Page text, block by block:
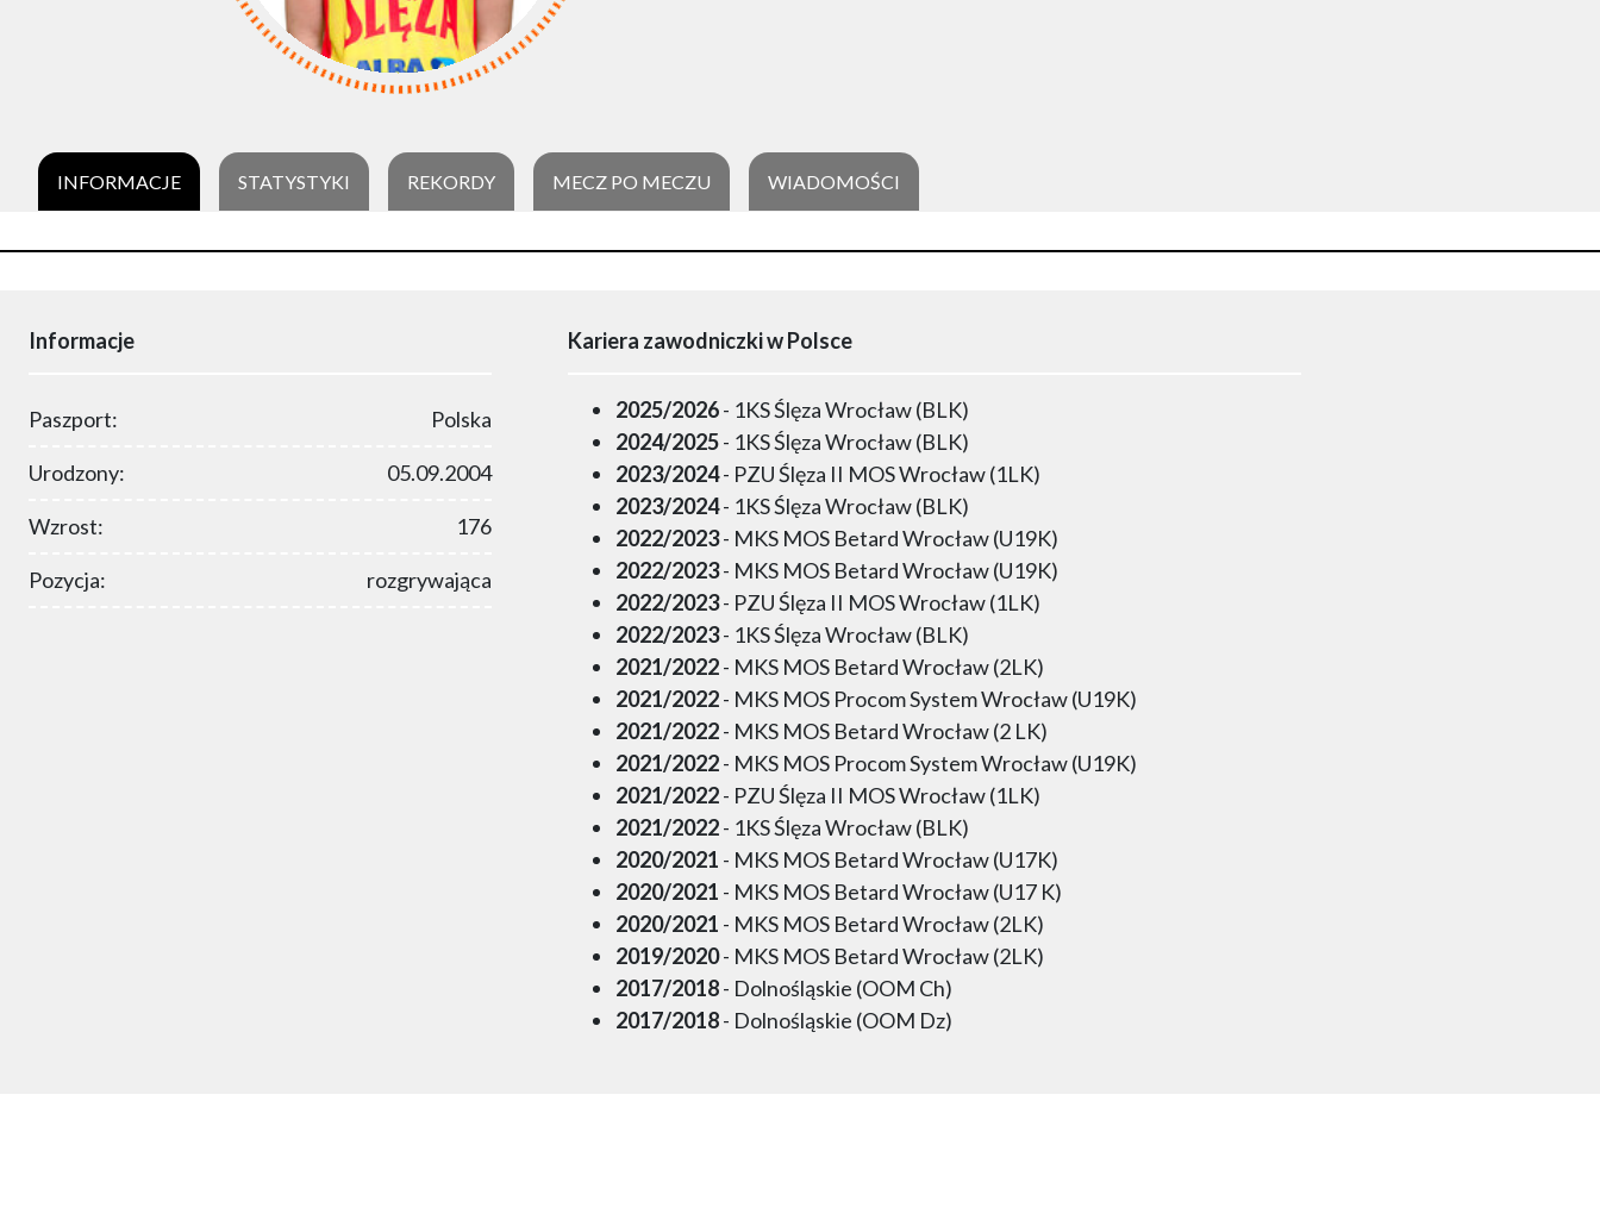
INFORMACJE STATYSTYKI REKORDY MECZ PO MECZU WIADOMOŚCI
Informacje
Paszport: Polska
Urodzony: 05.09.2004
Wzrost: 176
Pozycja: rozgrywająca
Kariera zawodniczki w Polsce
2025/2026- 1KS Ślęza Wrocław (BLK)
2024/2025- 1KS Ślęza Wrocław (BLK)
2023/2024- PZU Ślęza II MOS Wrocław (1LK)
2023/2024- 1KS Ślęza Wrocław (BLK)
2022/2023- MKS MOS Betard Wrocław (U19K)
2022/2023- MKS MOS Betard Wrocław (U19K)
2022/2023- PZU Ślęza II MOS Wrocław (1LK)
2022/2023- 1KS Ślęza Wrocław (BLK)
2021/2022- MKS MOS Betard Wrocław (2LK)
2021/2022- MKS MOS Procom System Wrocław (U19K)
2021/2022- MKS MOS Betard Wrocław (2 LK)
2021/2022- MKS MOS Procom System Wrocław (U19K)
2021/2022- PZU Ślęza II MOS Wrocław (1LK)
2021/2022- 1KS Ślęza Wrocław (BLK)
2020/2021 - MKS MOS Betard Wrocław (U17K)
2020/2021 - MKS MOS Betard Wrocław (U17 K)
2020/2021 - MKS MOS Betard Wrocław (2LK)
2019/2020- MKS MOS Betard Wrocław (2LK)
2017/2018- Dolnośląskie (OOM Ch)
2017/2018- Dolnośląskie (OOM Dz)